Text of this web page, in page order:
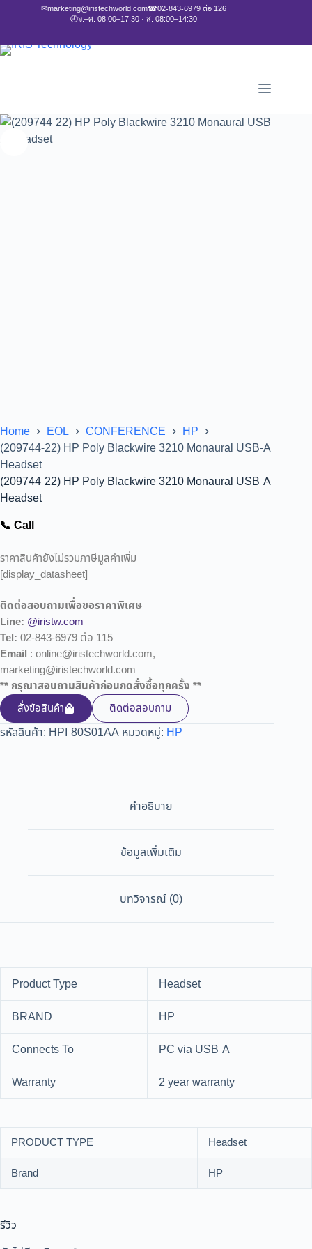
✉marketing@iristechworld.com☎02-843-6979 ต่อ 126
🕘จ.–ศ. 08:00–17:30 · ส. 08:00–14:30
Home EOL CONFERENCE
HP
(209744-22) HP Poly Blackwire 3210 Monaural USB-A
Headset
(209744-22) HP Poly Blackwire 3210 Monaural USB-A
Headset
📞 Call
ราคาสินค้ายังไม่รวมภาษีมูลค่าเพิ่ม
[display_datasheet]
ติดต่อสอบถามเพื่อขอราคาพิเศษ
Line: @iristw.com
Tel: 02-843-6979 ต่อ 115
Email : online@iristechworld.com,
marketing@iristechworld.com
** กรุณาสอบถามสินค้าก่อนกดสั่งซื้อทุกครั้ง **
สั่งซ้อสินค้า
ติดต่อสอบถาม
รหัสสินค้า: HPI-80S01AA หมวดหมู่: HP
คำอธิบาย
ข้อมูลเพิ่มเติม
บทวิจารณ์ (0)
Product Type
Headset
BRAND
HP
Connects To
PC via USB-A
Warranty
2 year warranty
PRODUCT TYPE
Headset
Brand
HP
รีวิว